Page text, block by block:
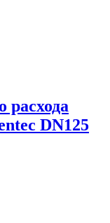
расхода
DN125